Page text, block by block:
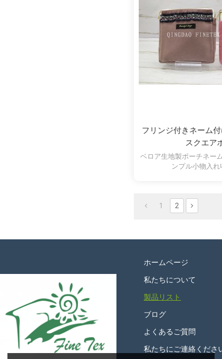
フリンジ付きネーム
スクエア
ベロア生地製ポーチネー
ンプル小物入
1 2
ホームページ
私たちについて
製品リスト
ブログ
よくあるご質問
私たちにご連絡くださ